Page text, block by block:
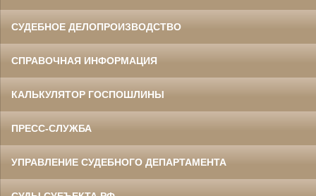
СУДЕБНОЕ ДЕЛОПРОИЗВОДСТВО
СПРАВОЧНАЯ ИНФОРМАЦИЯ
КАЛЬКУЛЯТОР ГОСПОШЛИНЫ
ПРЕСС-СЛУЖБА
УПРАВЛЕНИЕ СУДЕБНОГО ДЕПАРТАМЕНТА